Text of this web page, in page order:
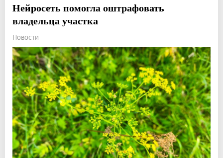
Нейросеть помогла оштрафовать
владельца участка
Новости